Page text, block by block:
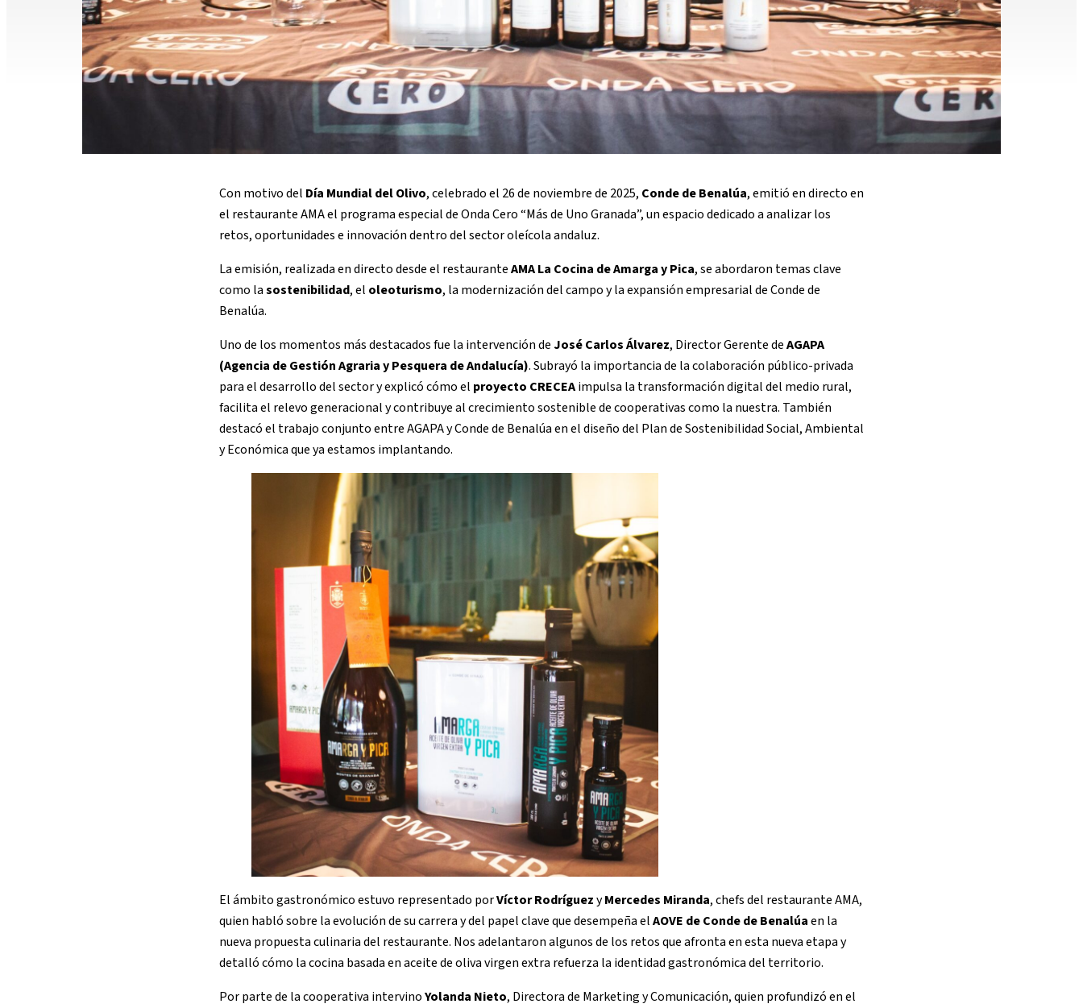
Con motivo del Día Mundial del Olivo, celebrado el 26 de noviembre de 2025, Conde de Benalúa, emitió en directo en
el restaurante AMA el programa especial de Onda Cero “Más de Uno Granada”, un espacio dedicado a analizar los
retos, oportunidades e innovación dentro del sector oleícola andaluz.
La emisión, realizada en directo desde el restauranteAMA La Cocina de Amarga y Pica, se abordaron temas clave
como lasostenibilidad, el oleoturismo, la modernización del campo y la expansión empresarial de Conde de
Benalúa.
Uno de los momentos más destacados fue la intervención deJosé Carlos Álvarez, Director Gerente deAGAPA
(Agencia de Gestión Agraria y Pesquera de Andalucía). Subrayó la importancia de la colaboración público-privada
para el desarrollo del sector y explicó cómo el proyecto CRECEAimpulsa la transformación digital del medio rural,
facilita el relevo generacional y contribuye al crecimiento sostenible de cooperativas como la nuestra. También
destacó el trabajo conjunto entre AGAPA y Conde de Benalúa en el diseño del Plan de Sostenibilidad Social, Ambiental
y Económica que ya estamos implantando.
El ámbito gastronómico estuvo representado porVíctor RodríguezyMercedes Miranda, chefs del restaurante AMA,
quien habló sobre la evolución de su carrera y del papel clave que desempeña elAOVE de Conde de Benalúaen la
nueva propuesta culinaria del restaurante. Nos adelantaron algunos de los retos que afronta en esta nueva etapa y
detalló cómo la cocina basada en aceite de oliva virgen extra refuerza la identidad gastronómica del territorio.
Por parte de la cooperativa intervinoYolanda Nieto, Directora de Marketing y Comunicación, quien profundizó en el